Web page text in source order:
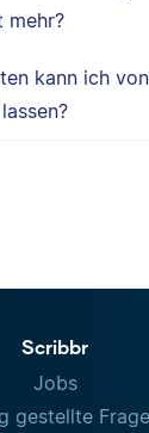
mehr?
kann ich
Scribbr
Jobs
gestellte